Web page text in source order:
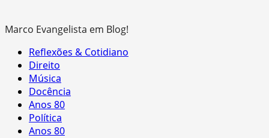
Marco Evangelista em Blog!
Primary
Menu
Reflexões & Cotidiano
Direito
Música
Docência
Anos 80
Política
Anos 80